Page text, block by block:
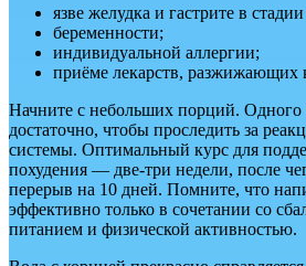
язве желудка и гастрите в
беременности;
индивидуальной аллергии;
приёме лекарств, разжижающих
Начните с небольших порций. Одного
достаточно, чтобы проследить за
системы. Оптимальный курс для
похудения — две-три недели, после
перерыв на 10 дней. Помните, что
эффективно только в сочетании со
питанием и физической активностью.